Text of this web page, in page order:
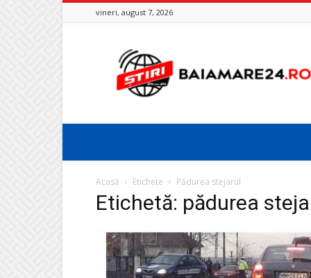
vineri, august 7, 2026
Baia
Mare
24
Acasă Etichete Pădurea stejarul
Etichetă: pădurea